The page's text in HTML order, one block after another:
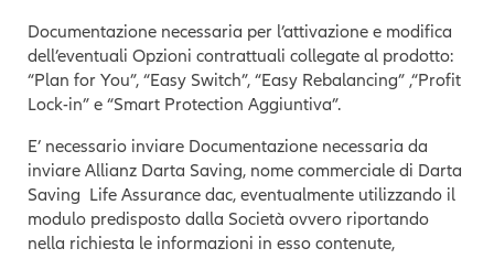
Documentazione necessaria per l’attivazione e modifica
dell’eventuali Opzioni contrattuali collegate al prodotto:
“Plan for You”, “Easy Switch”, “Easy Rebalancing” ,“Profit
Lock-in” e “Smart Protection Aggiuntiva”.
E’ necessario inviare Documentazione necessaria da
inviare Allianz Darta Saving, nome commerciale di Darta
Saving Life Assurance dac, eventualmente utilizzando il
modulo predisposto dalla Società ovvero riportando
nella richiesta le informazioni in esso contenute,